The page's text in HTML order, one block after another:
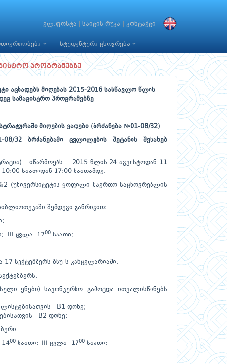
ელ.ფოსტა საიტის რუკა კონტაქტი
სტუდენტური ცხოვრება
პროგრამებზე
აცხადებს მიღებას 2015-2016 სასწავლო წლის
სამაგისტრო პროგრამებზე
მიღების ვადები (ბრძანება №01-08/32)
32 ბრძანებაში ცვლილების შეტანის შესახებ
იწარმოებს 2015 წლის 24 აგვისტოდან 11
საათიდან 17:00 საათამდე.
(უნივერსიტეტის ყოფილი საერთო საცხოვრებლის
შემდეგი განრიგით:
III ცვლა- 1700 საათი;
სექტემბერს ბსუ-ს კანცელარიაში.
ენები) საკონკურსო გამოცდა ითვალისწინებს
- B1 დონე;
- B2 დონე;
1400 საათი; III ცვლა- 1700 საათი;